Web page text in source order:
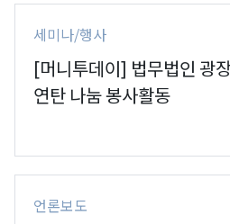
세미나/행사
[머니투데이] 법무법인 광
연탄 나눔 봉사활동
언론보도